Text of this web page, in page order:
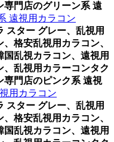
専門店のグリーン系 遠
遠視用カラコン
スター グレー、乱視用
格安乱視用カラコン、
乱視カラコン、遠視用
、乱視用カラーコンタク
専門店のピンク系 遠視
用カラコン
スター グレー、乱視用
格安乱視用カラコン、
乱視カラコン、遠視用